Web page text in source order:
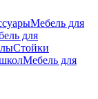
Мебель для
для
Стойки
Мебель для